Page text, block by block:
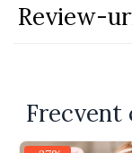
Review-
Frecvent